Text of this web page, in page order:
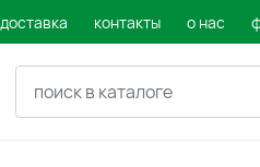
доставка контакты о нас